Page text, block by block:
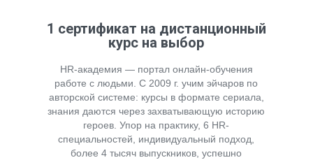
1 сертификат на дистанционный
курс на выбор
HR-академия — портал онлайн-обучения
работе с людьми. С 2009 г. учим эйчаров по
авторской системе: курсы в формате сериала,
знания даются через захватывающую историю
героев. Упор на практику, 6 HR-
специальностей, индивидуальный подход,
более 4 тысяч выпускников, успешно